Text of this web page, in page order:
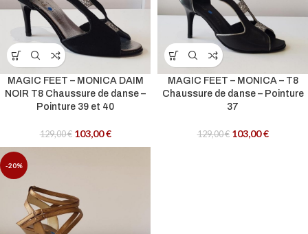
MAGIC FEET – MONICA DAIM
NOIR T8 Chaussure de danse –
Pointure 39 et 40
129,00€ 103,00€
MAGIC FEET – MONICA – T8
Chaussure de danse – Pointure
37
129,00€ 103,00€
-20%